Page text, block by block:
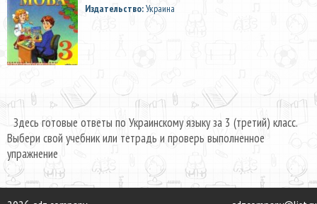
Издательство:Украина
Здесь готовые ответы по Украинскому языку за 3 (третий) класс.
Выбери свой учебник или тетрадь и проверь выполненное
упражнение